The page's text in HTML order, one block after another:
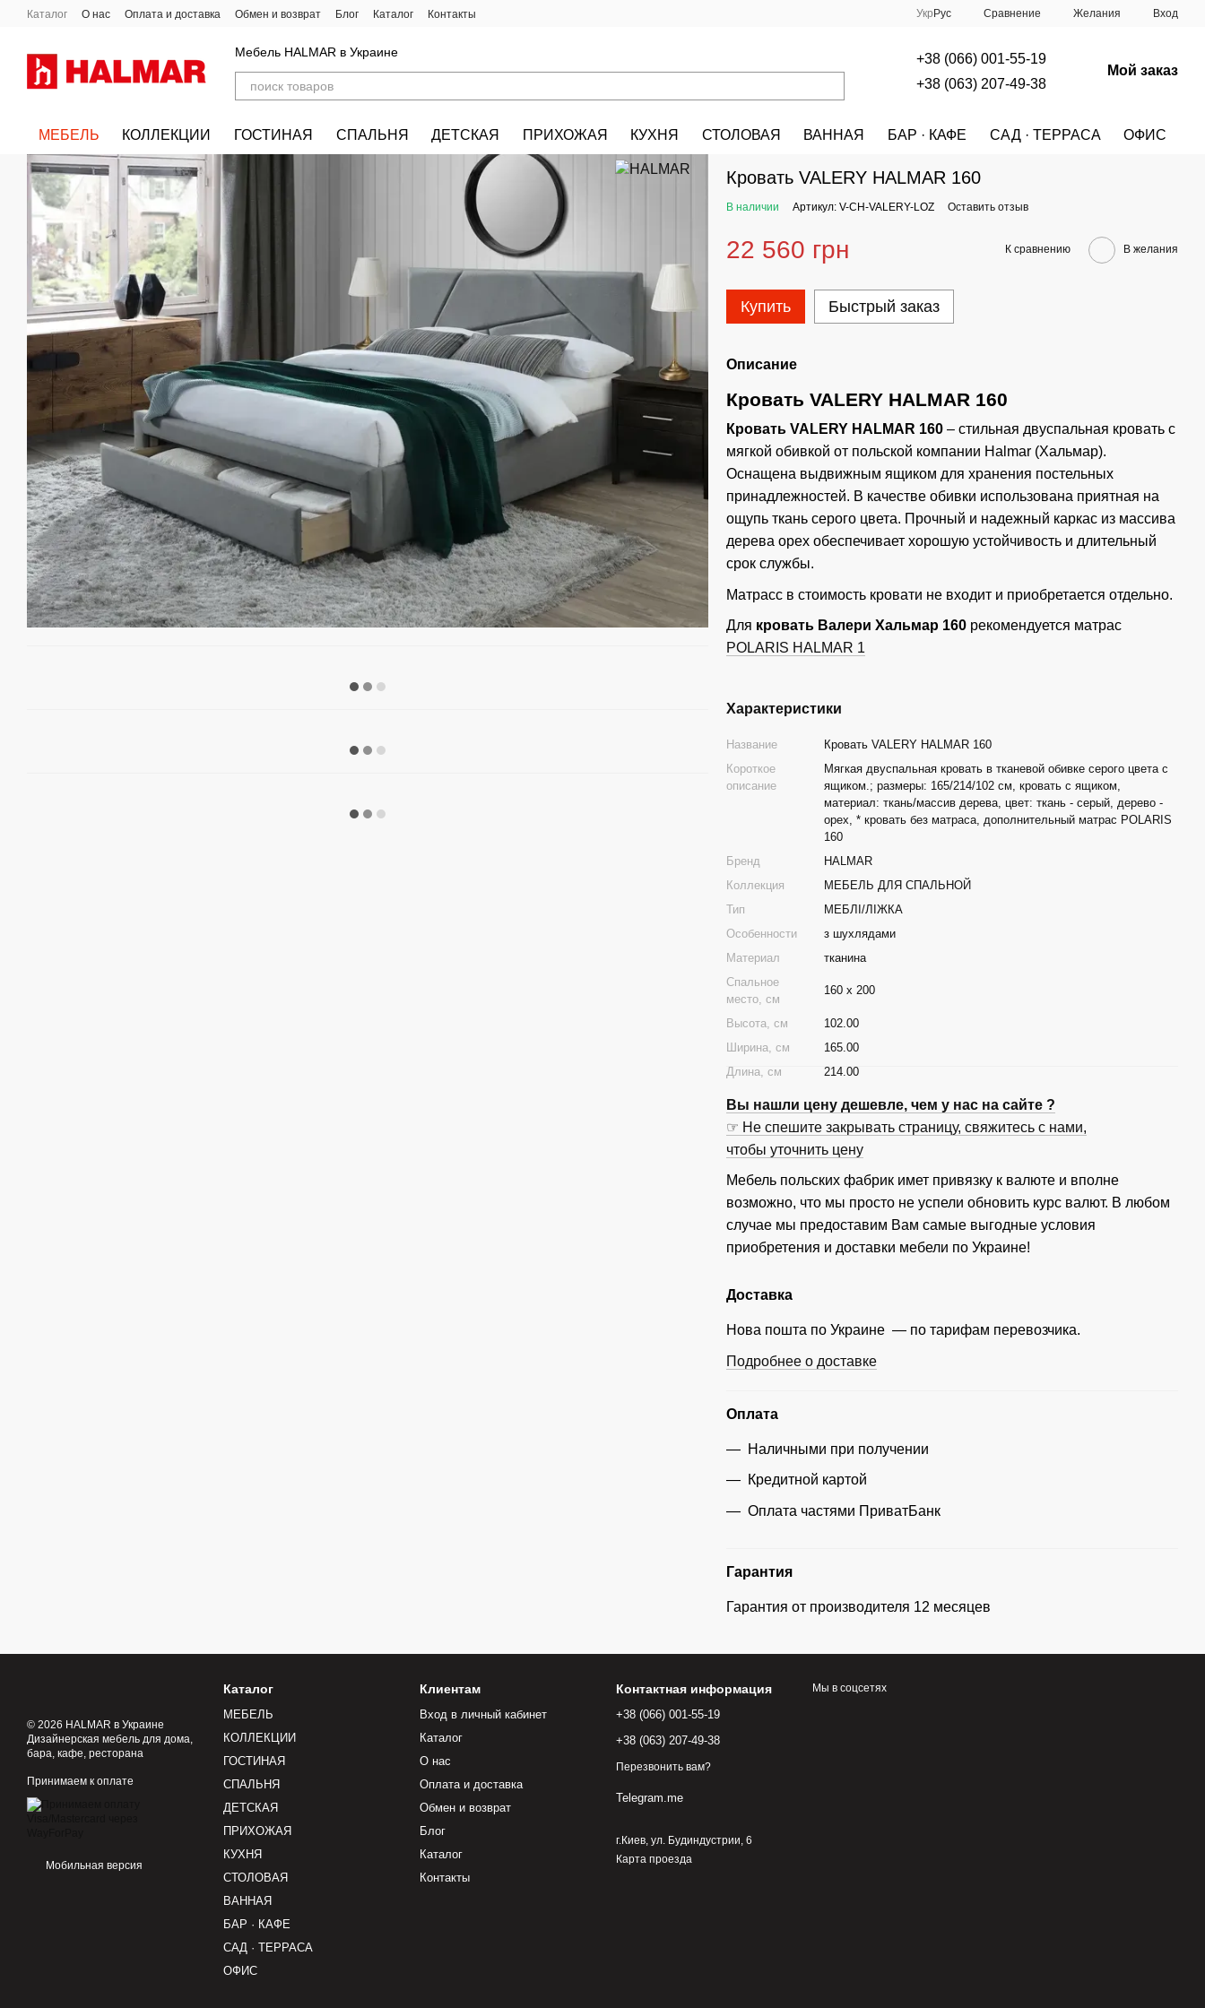
Перейти к основному контенту
Каталог О нас Оплата и доставка Обмен и возврат Блог Каталог Контакты Укр Рус Сравнение Желания Вход
Мебель HALMAR в Украине
+38 (066) 001-55-19
+38 (063) 207-49-38
Мой заказ
МЕБЕЛЬ КОЛЛЕКЦИИ ГОСТИНАЯ СПАЛЬНЯ ДЕТСКАЯ ПРИХОЖАЯ КУХНЯ СТОЛОВАЯ ВАННАЯ БАР · КАФЕ САД · ТЕРРАСА ОФИС
Кровать VALERY HALMAR 160
В наличии Артикул: V-CH-VALERY-LOZ Оставить отзыв
22 560 грн К сравнению В желания
Купить Быстрый заказ
Описание
Кровать VALERY HALMAR 160
Кровать VALERY HALMAR 160 – стильная двуспальная кровать с
мягкой обивкой от польской компании Halmar (Хальмар).
Оснащена выдвижным ящиком для хранения постельных
принадлежностей. В качестве обивки использована приятная на
ощупь ткань серого цвета. Прочный и надежный каркас из массива
дерева орех обеспечивает хорошую устойчивость и длительный
срок службы.
Матрасс в стоимость кровати не входит и приобретается отдельно.
Для кровать Валери Хальмар 160 рекомендуется матрас
POLARIS HALMAR 1
Характеристики
Название
Кровать VALERY HALMAR 160
Короткое
описание
Мягкая двуспальная кровать в тканевой обивке серого цвета с
ящиком.; размеры: 165/214/102 см, кровать с ящиком,
материал: ткань/массив дерева, цвет: ткань - серый, дерево -
орех, * кровать без матраса, дополнительный матрас POLARIS
160
Бренд
HALMAR
Коллекция
МЕБЕЛЬ ДЛЯ СПАЛЬНОЙ
Тип
МЕБЛІ/ЛІЖКА
Особенности
з шухлядами
Материал
тканина
Спальное
место, см
160 x 200
Высота, см
102.00
Ширина, см
165.00
Длина, см
214.00
Вы нашли цену дешевле, чем у нас на сайте ?
☞ Не спешите закрывать страницу, свяжитесь с нами,
чтобыуточнить цену
Мебель польских фабрик имет привязку к валюте и вполне
возможно, что мы просто не успели обновить курс валют. В любом
случае мы предоставим Вам самые выгодные условия
приобретения и доставки мебели по Украине!
Доставка
Нова пошта по Украине — по тарифам перевозчика.
Подробнее о доставке
Оплата
Наличными при получении
Кредитной картой
Оплата частями ПриватБанк
Гарантия
Гарантия от производителя 12 месяцев
© 2026 HALMAR в Украине
Дизайнерская мебель для дома,
бара, кафе, ресторана
Принимаем к оплате
Мобильная версия
Каталог
МЕБЕЛЬ
КОЛЛЕКЦИИ
ГОСТИНАЯ
СПАЛЬНЯ
ДЕТСКАЯ
ПРИХОЖАЯ
КУХНЯ
СТОЛОВАЯ
ВАННАЯ
БАР · КАФЕ
САД · ТЕРРАСА
ОФИС
Клиентам
Вход в личный кабинет
Каталог
О нас
Оплата и доставка
Обмен и возврат
Блог
Каталог
Контакты
Контактная информация
+38 (066) 001-55-19
+38 (063) 207-49-38
Перезвонить вам?
Telegram.me
г.Киев, ул. Будиндустрии, 6
Карта проезда
Мы в соцсетях